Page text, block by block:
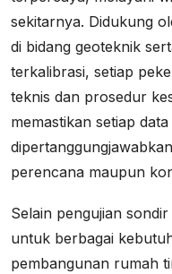
sekitarnya. Didukung
di bidang geoteknik
terkalibrasi, setiap
teknis dan prosedur
memastikan setiap
perencana maupun
Selain pengujian
untuk berbagai
pembangunan rumah